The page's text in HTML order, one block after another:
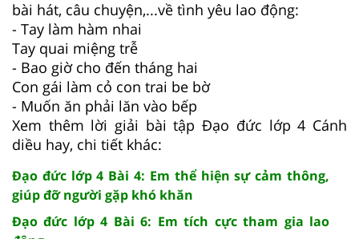
bài hát, câu chuyện,...về tình yêu lao động:
- Tay làm hàm nhai
Tay quai miệng trễ
- Bao giờ cho đến tháng hai
Con gái làm cỏ con trai be bờ
- Muốn ăn phải lăn vào bếp
Xem thêm lời giải bài tập Đạo đức lớp 4 Cánh
diều hay, chi tiết khác:
Đạo đức lớp 4 Bài 4: Em thể hiện sự cảm thông,
giúp đỡ người gặp khó khăn
Đạo đức lớp 4 Bài 6: Em tích cực tham gia lao